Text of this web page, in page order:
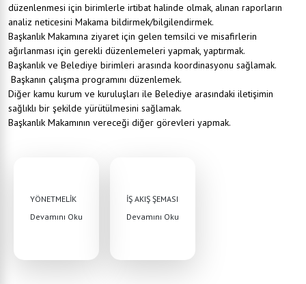
düzenlenmesi için birimlerle irtibat halinde olmak, alınan raporların
analiz neticesini Makama bildirmek/bilgilendirmek.
Başkanlık Makamına ziyaret için gelen temsilci ve misafirlerin
ağırlanması için gerekli düzenlemeleri yapmak, yaptırmak.
Başkanlık ve Belediye birimleri arasında koordinasyonu sağlamak.
Başkanın çalışma programını düzenlemek.
Diğer kamu kurum ve kuruluşları ile Belediye arasındaki iletişimin
sağlıklı bir şekilde yürütülmesini sağlamak.
Başkanlık Makamının vereceği diğer görevleri yapmak.
YÖNETMELİK
Devamını Oku
İŞ AKIŞ ŞEMASI
Devamını Oku